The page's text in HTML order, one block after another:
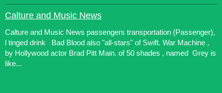
Calture and Music News
Calture and Music News passengers transportation (Passenger),
l tinged drink Bad Blood also "all-stars" of Swift. War Machine ,
by Hollywood actor Brad Pitt Main. of 50 shades , named Grey is
like...